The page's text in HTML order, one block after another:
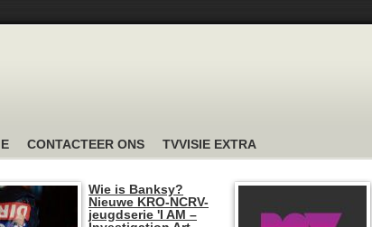
CONTACTEER ONS TVVISIE EXTRA
Wie is Banksy?
Nieuwe KRO-NCRV-
jeugdserie 'I AM –